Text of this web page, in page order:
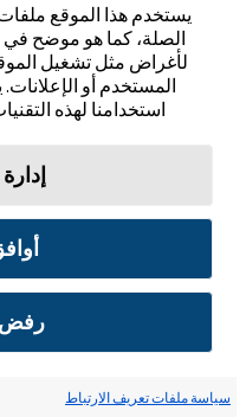
يستخدم هذا الموقع
الصلة، كما هو موضح في
لأغراض مثل تشغيل
المستخدم أو
استخدامنا لهذه
سياسة ملفات تعريف الارتباط